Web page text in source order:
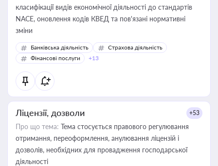
класифікації видів економічної діяльності до стандартів
NACE, оновлення кодів КВЕД та пов'язані нормативні
зміни
Банківська діяльність
Страхова діяльність
Фінансові послуги
+13
Ліцензії, дозволи +53
Про що тема: Тема стосується правового регулювання
отримання, переоформлення, анулювання ліцензій і
дозволів, необхідних для провадження господарської
діяльності